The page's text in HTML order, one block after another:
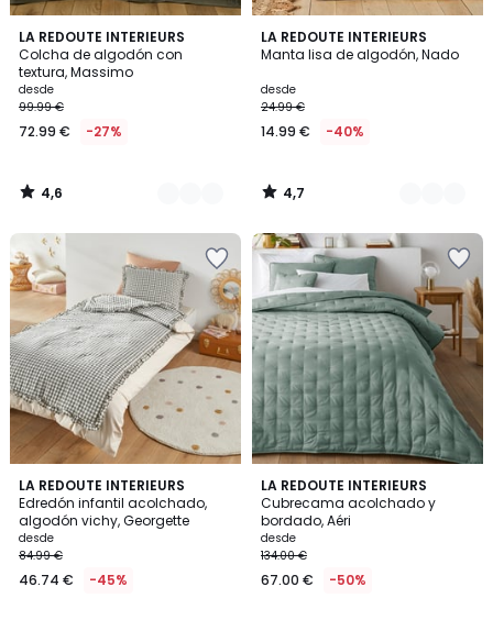
LA REDOUTE INTERIEURS
Colcha de algodón con
textura, Massimo
desde
99.99 €
72.99 € -27%
4,6
/ 5
2
Colores
4,6
/
LA REDOUTE INTERIEURS
Manta lisa de algodón, Nado
desde
24.99 €
14.99 € -40%
4,7
/ 5
3
Colores
4,7
/
LA REDOUTE INTERIEURS
Edredón infantil acolchado,
algodón vichy, Georgette
desde
84.99 €
46.74 € -45%
3,5
/ 5
LA REDOUTE INTERIEURS
Cubrecama acolchado y
bordado, Aéri
desde
134.00 €
67.00 € -50%
4
/
5
4
Colores